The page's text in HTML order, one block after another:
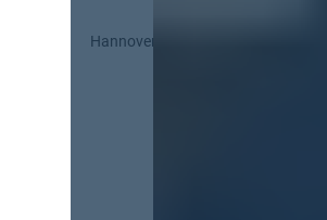
Hannover